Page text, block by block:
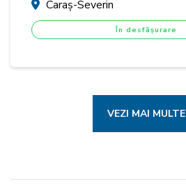
Caraș-Severin
În desfășurare
VEZI MAI MULTE